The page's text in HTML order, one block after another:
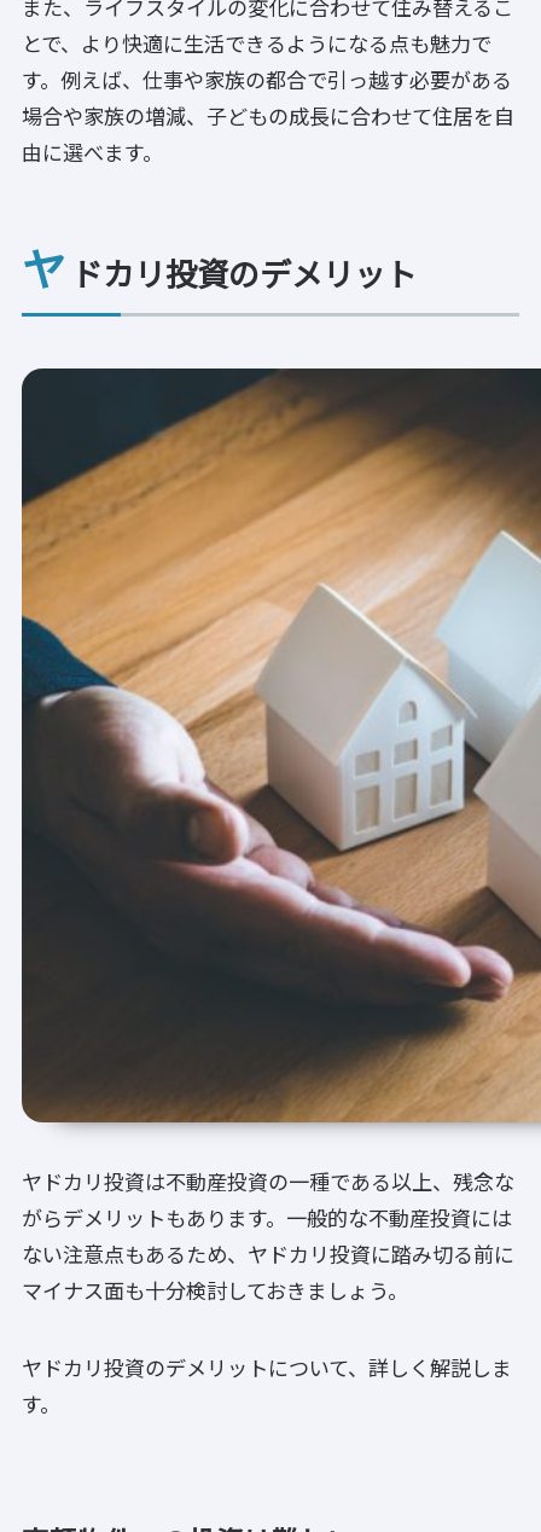
また、ライフスタイルの変化に合わせて住み替えるこ
とで、より快適に生活できるようになる点も魅力で
す。例えば、仕事や家族の都合で引っ越す必要がある
場合や家族の増減、子どもの成長に合わせて住居を自
由に選べます。
ヤ ドカリ投資のデメリット
ヤドカリ投資は不動産投資の一種である以上、残念な
がらデメリットもあります。一般的な不動産投資には
ない注意点もあるため、ヤドカリ投資に踏み切る前に
マイナス面も十分検討しておきましょう。
ヤドカリ投資のデメリットについて、詳しく解説しま
す。